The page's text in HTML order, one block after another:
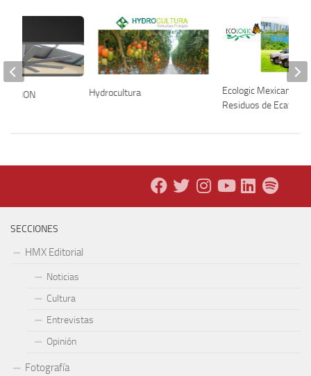
Hydrocultura
Ecologic Mexicana de
Residuos de Ecatepec
SECCIONES
HMX Editorial
Noticias
Cultura
Entrevistas
Opinión
Fotografía